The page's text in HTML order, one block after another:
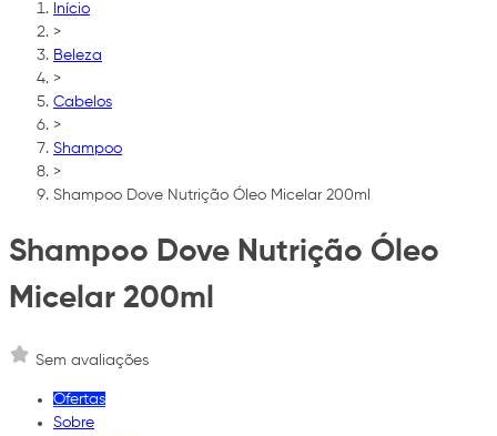
Início
>
Beleza
>
Cabelos
>
Shampoo
>
Shampoo Dove Nutrição Óleo Micelar 200ml
Shampoo Dove Nutrição Óleo
Micelar 200ml
Sem avaliações
Ofertas
Sobre